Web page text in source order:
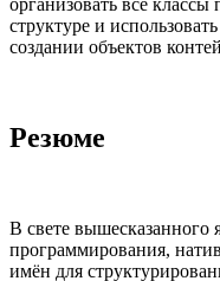
организовать все
структуре и
создании объектов
Резюме
В свете вышесказанного
программирования,
имён для